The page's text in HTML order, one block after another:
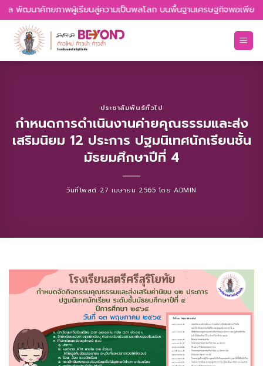
Skip
to
content
ล พัฒนาศักยภาพผู้เรียนสู่ความเป็นพลโลก บนพื้นฐานเศรษฐกิจพอเพียง
ประชาสัมพันธ์ทั่วไป
กำหนดการดำเนินงานค่ายคุณธรรมและส่ง
เสริมนิยม 12 ประการ ปฐมนิเทศนักเรียนชั้น
มัธยมศึกษาปีที่ 4
วันที่โพสต์ 27 เมษายน 2565 โดยADMIN